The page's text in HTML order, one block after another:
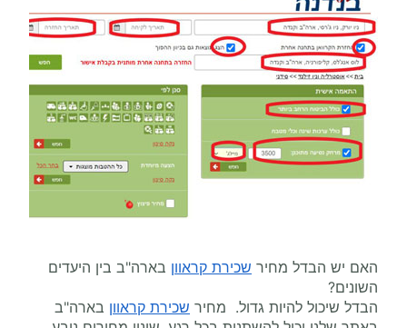
האם יש הבדל מחיר שכירת קראוון בארה"ב בין היעדים
השונים?
הבדל שיכול להיות גדול. מחיר שכירת קראוון בארה"ב